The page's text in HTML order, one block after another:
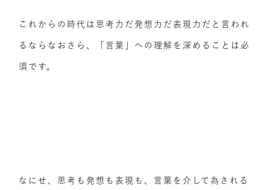
これからの時代は思考力だ発想力だ表現力だと言われ
るならなおさら、「言葉」への理解を深めることは必
須です。
なにせ、思考も発想も表現も、言葉を介して為される